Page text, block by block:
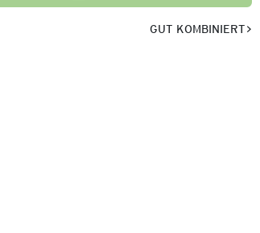
GUT KOMBINIERT